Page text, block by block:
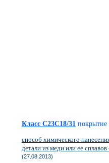
Класс C23C18/31 покрытие
способ химического
детали из меди или ее сплавов
(27.08.2013)